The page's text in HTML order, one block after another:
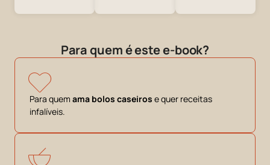
Para quem é este e-book?
Para quem ama bolos caseiros e quer receitas
infalíveis.